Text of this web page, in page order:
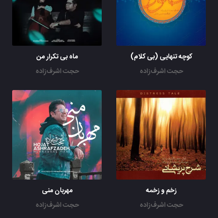
کوچه تنهایی (بی کلام)
حجت اشرف‌زاده
ماه بی تکرار من
حجت اشرف‌زاده
زخم و زخمه
حجت اشرف‌زاده
مهربان منی
حجت اشرف‌زاده